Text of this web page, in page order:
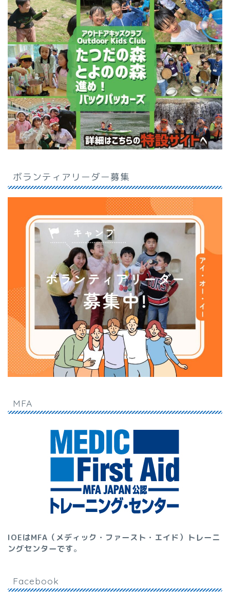
ボランティアリーダー募集
MFA
IOEはMFA（メディック・ファースト・エイド）トレーニ
ングセンターです。
Facebook